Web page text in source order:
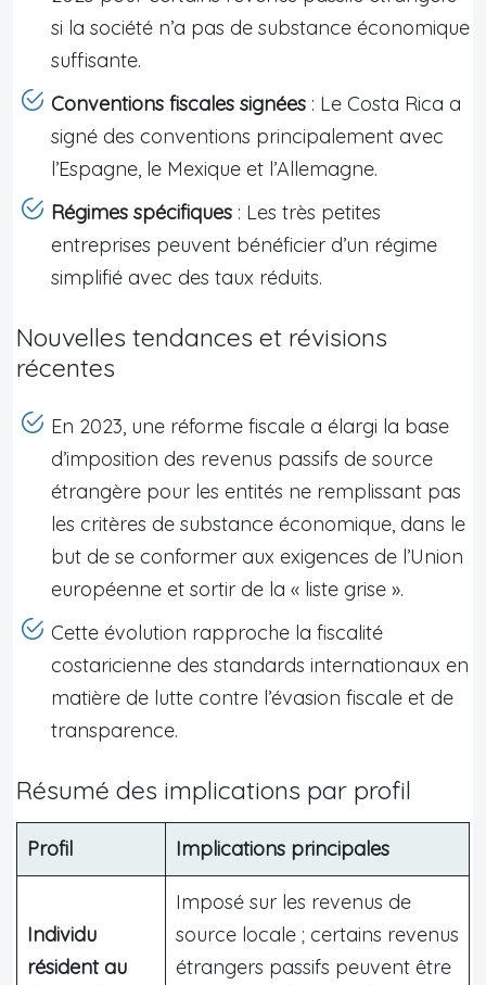
si la société n’a pas de substance économique
suffisante.
Conventions fiscales signées : Le Costa Rica a
signé des conventions principalement avec
l’Espagne, le Mexique et l’Allemagne.
Régimes spécifiques : Les très petites
entreprises peuvent bénéficier d’un régime
simplifié avec des taux réduits.
Nouvelles tendances et révisions
récentes
En 2023, une réforme fiscale a élargi la base
d’imposition des revenus passifs de source
étrangère pour les entités ne remplissant pas
les critères de substance économique, dans le
but de se conformer aux exigences de l’Union
européenne et sortir de la « liste grise ».
Cette évolution rapproche la fiscalité
costaricienne des standards internationaux en
matière de lutte contre l’évasion fiscale et de
transparence.
Résumé des implications par profil
Profil Implications principales
Individu
résident au
Imposé sur les revenus de
source locale ; certains revenus
étrangers passifs peuvent être